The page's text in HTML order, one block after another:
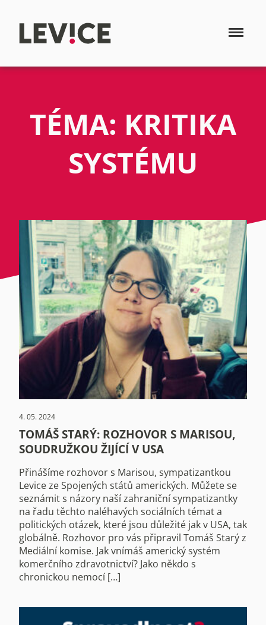
TÉMA: KRITIKA
SYSTÉMU
4. 05. 2024
TOMÁŠ STARÝ: ROZHOVOR S MARISOU,
SOUDRUŽKOU ŽIJÍCÍ V USA
Přinášíme rozhovor s Marisou, sympatizantkou
Levice ze Spojených států amerických. Můžete se
seznámit s názory naší zahraniční sympatizantky
na řadu těchto naléhavých sociálních témat a
politických otázek, které jsou důležité jak v USA, tak
globálně. Rozhovor pro vás připravil Tomáš Starý z
Mediální komise. Jak vnímáš americký systém
komerčního zdravotnictví? Jako někdo s
chronickou nemocí […]